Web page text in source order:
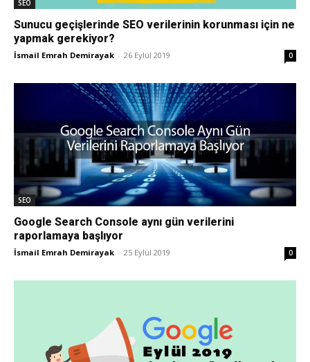
SEO
Sunucu geçişlerinde SEO verilerinin korunması için ne
yapmak gerekiyor?
İsmail Emrah Demirayak - 26 Eylül 2019 0
SEO
Google Search Console aynı gün verilerini
raporlamaya başlıyor
İsmail Emrah Demirayak - 25 Eylül 2019 0